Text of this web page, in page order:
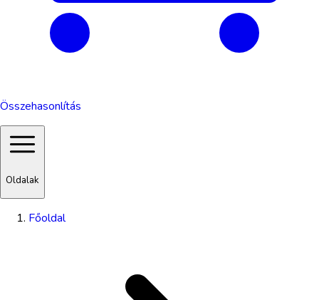
Összehasonlítás
Oldalak
Főoldal